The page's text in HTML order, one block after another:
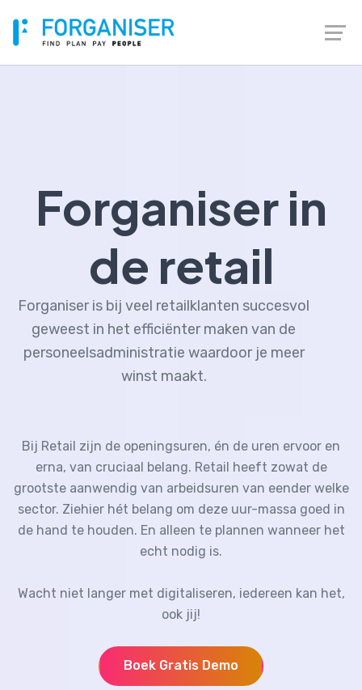
Forganiser in
de retail
Forganiser is bij veel retailklanten succesvol
geweest in het efficiënter maken van de
personeelsadministratie waardoor je meer
winst maakt.
Bij Retail zijn de openingsuren, én de uren ervoor en
erna, van cruciaal belang. Retail heeft zowat de
grootste aanwendig van arbeidsuren van eender welke
sector. Ziehier hét belang om deze uur-massa goed in
de hand te houden. En alleen te plannen wanneer het
echt nodig is.
Wacht niet langer met digitaliseren, iedereen kan het,
ook jij!
Boek Gratis Demo